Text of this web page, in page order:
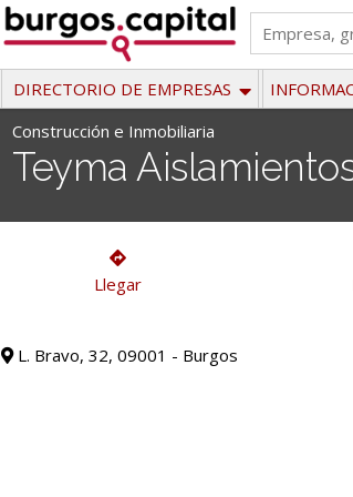
.
__('Search
for:')
'
DIRECTORIO DE EMPRESAS
Construcción e Inmobiliaria
Teyma
Llegar
L. Bravo, 32, 09001 - Burgos